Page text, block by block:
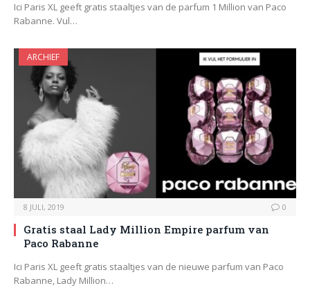
Ici Paris XL geeft gratis staaltjes van de parfum 1 Million van Paco
Rabanne. Vul…
ARCHIEF
8 JULI, 2019 0
Gratis staal Lady Million Empire parfum van
Paco Rabanne
Ici Paris XL geeft gratis staaltjes van de nieuwe parfum van Paco
Rabanne, Lady Million…